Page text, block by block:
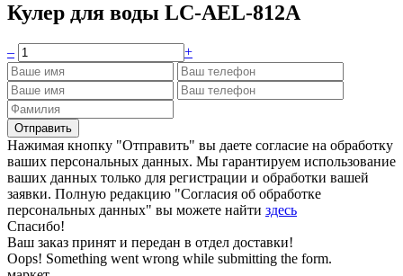
Кулер для воды LC-AEL-812A
– +
Нажимая кнопку "Отправить" вы даете согласие на обработку
ваших персональных данных. Мы гарантируем использование
ваших данных только для регистрации и обработки вашей
заявки. Полную редакцию "Согласия об обработке
персональных данных" вы можете найти здесь
Спасибо!
Ваш заказ принят и передан в отдел доставки!
Oops! Something went wrong while submitting the form.